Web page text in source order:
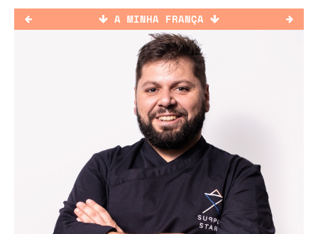
A MINHA FRANÇA